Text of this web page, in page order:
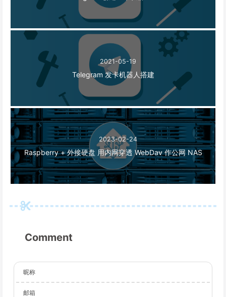
2021-05-19
Telegram 发卡机器人搭建
2023-02-24
Raspberry + 外接硬盘 用内网穿透 WebDav 作公网 NAS
Comment
昵称
邮箱